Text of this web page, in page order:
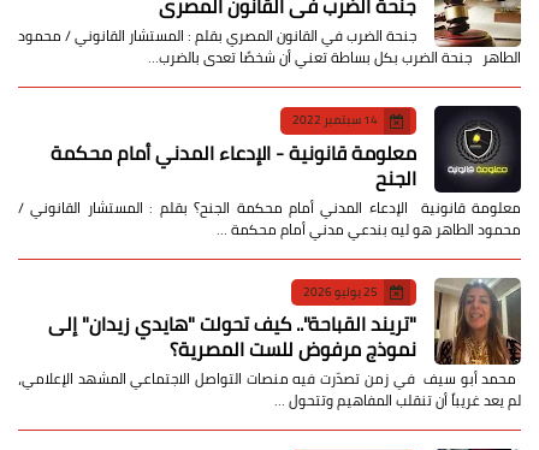
جنحة الضرب في القانون المصري بقلم : المستشار القانوني / محمود
الطاهر جنحة الضرب بكل بساطة تعني أن شخصًا تعدى بالضرب…
14 سبتمبر 2022
معلومة قانونية - الإدعاء المدني أمام محكمة
الجنح
معلومة قانونية الإدعاء المدني أمام محكمة الجنح؟ بقلم : المستشار القانوني /
محمود الطاهر هو ليه بندعي مدني أمام محكمة …
25 يوليو 2026
​"تريند القباحة".. كيف تحولت "هايدي زيدان" إلى
نموذج مرفوض للست المصرية؟
​ محمد أبو سيف ​في زمن تصدّرت فيه منصات التواصل الاجتماعي المشهد الإعلامي،
لم يعد غريباً أن تنقلب المفاهيم وتتحول …